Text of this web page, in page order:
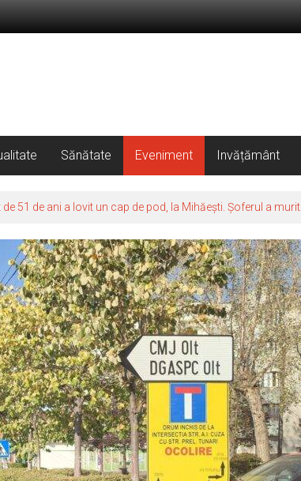
Sănătate Eveniment Invățământ
51 de ani a lovit un cap de pod, la Mihăești. Șoferul a murit